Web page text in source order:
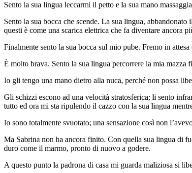
Sento la sua lingua leccarmi il petto e la sua mano
Sento la sua bocca che scende. La sua lingua,
questi è come una scarica elettrica che fa diventare ancora
Finalmente sento la sua bocca sul mio pube. Fremo in
È molto brava. Sento la sua lingua percorrere la mia
Io gli tengo una mano dietro alla nuca, perché non possa
Gli schizzi escono ad una velocità stratosferica; li sento
tutto ed ora mi sta ripulendo il cazzo con la sua lingua
Io sono totalmente svuotato; una sensazione così non
Ma Sabrina non ha ancora finito. Con quella sua lingua di
duro come il marmo, pronto di nuovo a godere.
A questo punto la padrona di casa mi guarda maliziosa si